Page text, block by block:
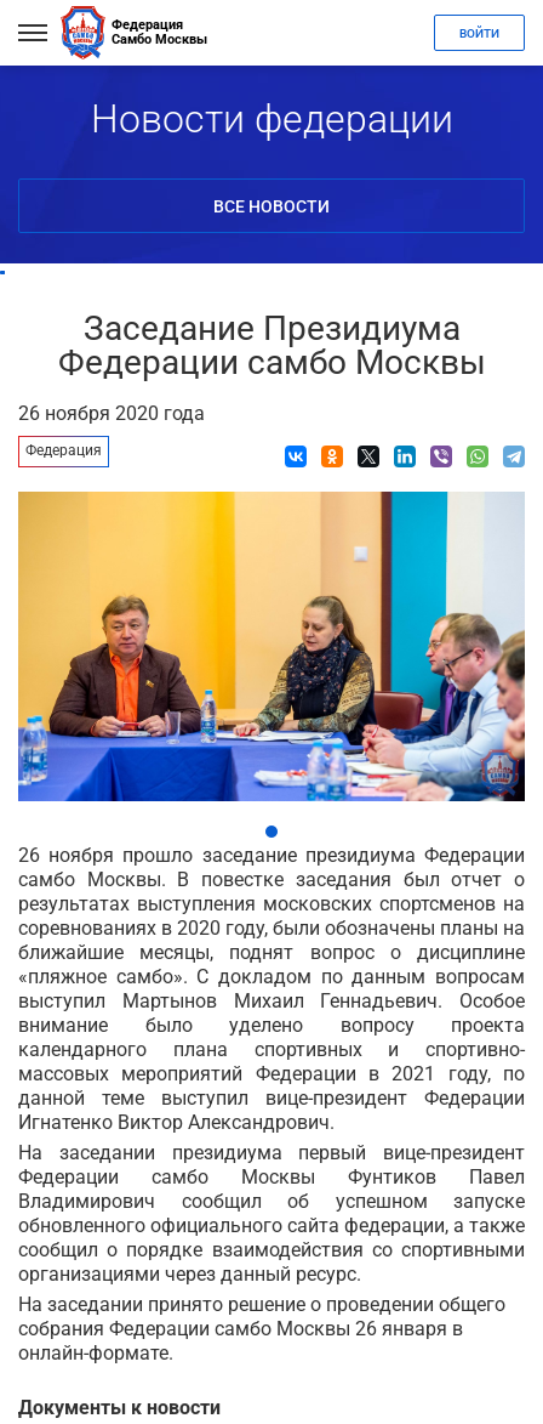
Федерация
Самбо Москвы
ВОЙТИ
Новости федерации
ВСЕ НОВОСТИ
Заседание Президиума
Федерации самбо Москвы
26 ноября 2020 года
Федерация
26 ноября прошло заседание президиума Федерации
самбо Москвы. В повестке заседания был отчет о
результатах выступления московских спортсменов на
соревнованиях в 2020 году, были обозначены планы на
ближайшие месяцы, поднят вопрос о дисциплине
«пляжное самбо». С докладом по данным вопросам
выступил Мартынов Михаил Геннадьевич. Особое
внимание было уделено вопросу проекта
календарного плана спортивных и спортивно-
массовых мероприятий Федерации в 2021 году, по
данной теме выступил вице-президент Федерации
Игнатенко Виктор Александрович.
На заседании президиума первый вице-президент
Федерации самбо Москвы Фунтиков Павел
Владимирович сообщил об успешном запуске
обновленного официального сайта федерации, а также
сообщил о порядке взаимодействия со спортивными
организациями через данный ресурс.
На заседании принято решение о проведении общего
собрания Федерации самбо Москвы 26 января в
онлайн-формате.
Документы к новости